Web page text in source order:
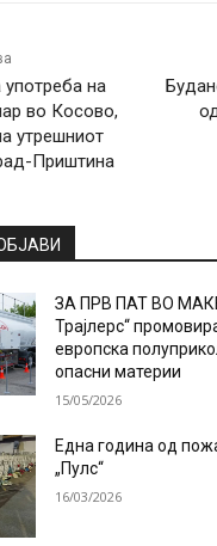
на
во Косово,
утрешниот
Приштина
ЗА ПРВ ПАТ ВО
Трајлерс“
европска
опасни материи
15/05/2026
Една година од
„Пулс“
16/03/2026